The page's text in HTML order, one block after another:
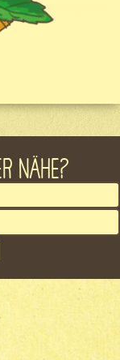
NÄHE?